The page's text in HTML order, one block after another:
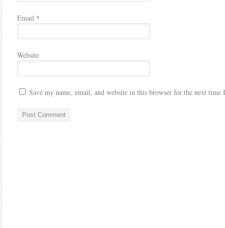
Email *
Website
Save my name, email, and website in this browser for the next time